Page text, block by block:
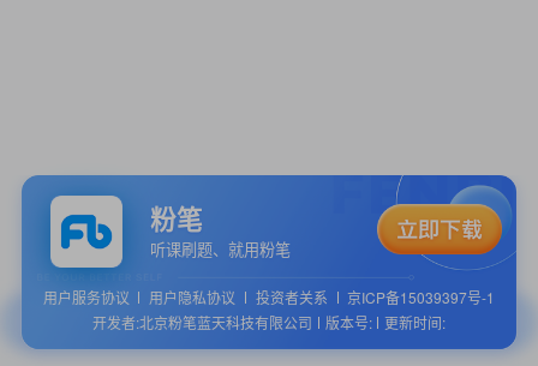
粉笔
听课刷题、就用粉笔
用户服务协议 用户隐私协议 投资者关系
京ICP备15039397号-1
开发者:北京粉笔蓝天科技有限公司
版本号: 更新时间: